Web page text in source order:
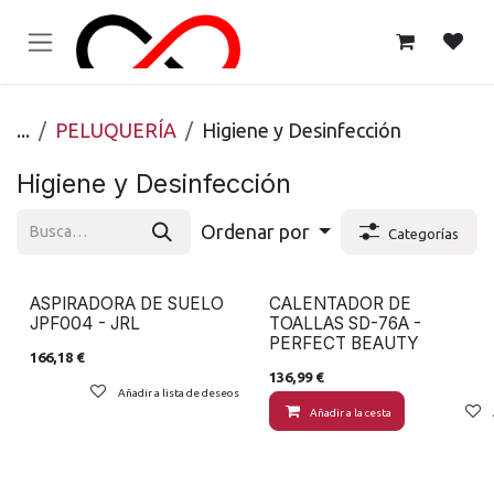
... PELUQUERÍA Higiene y Desinfección
Higiene y Desinfección
Ordenar por Categorías
ASPIRADORA DE SUELO
JPF004 - JRL
166,18 €
Añadir a lista de deseos
CALENTADOR DE
TOALLAS SD-76A -
PERFECT BEAUTY
136,99€
Añadir a la cesta